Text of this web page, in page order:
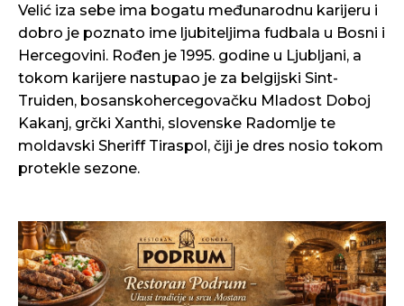
Velić iza sebe ima bogatu međunarodnu karijeru i
dobro je poznato ime ljubiteljima fudbala u Bosni i
Hercegovini. Rođen je 1995. godine u Ljubljani, a
tokom karijere nastupao je za belgijski Sint-
Truiden, bosanskohercegovačku Mladost Doboj
Kakanj, grčki Xanthi, slovenske Radomlje te
moldavski Sheriff Tiraspol, čiji je dres nosio tokom
protekle sezone.